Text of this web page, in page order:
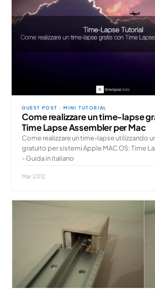
GUEST POST · MINI TUTORIAL
Come realizzare un time-lapse
Time Lapse Assembler per Mac
Come realizzare un time-lapse utilizzando
gratuito per sistemi Apple MAC OS: Time
- Guida in italiano
Mar 2012